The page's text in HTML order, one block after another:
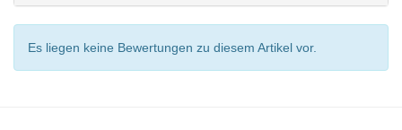
Es liegen keine Bewertungen zu diesem Artikel vor.